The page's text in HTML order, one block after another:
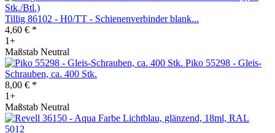
Tillig 86102 - H0/TT - Schienenverbinder blank...
4,60 € *
1+
Maßstab Neutral
Piko 55298 - Gleis-
Schrauben, ca. 400 Stk.
8,00 € *
1+
Maßstab Neutral